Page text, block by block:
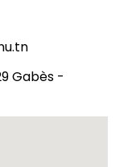
Gabès -